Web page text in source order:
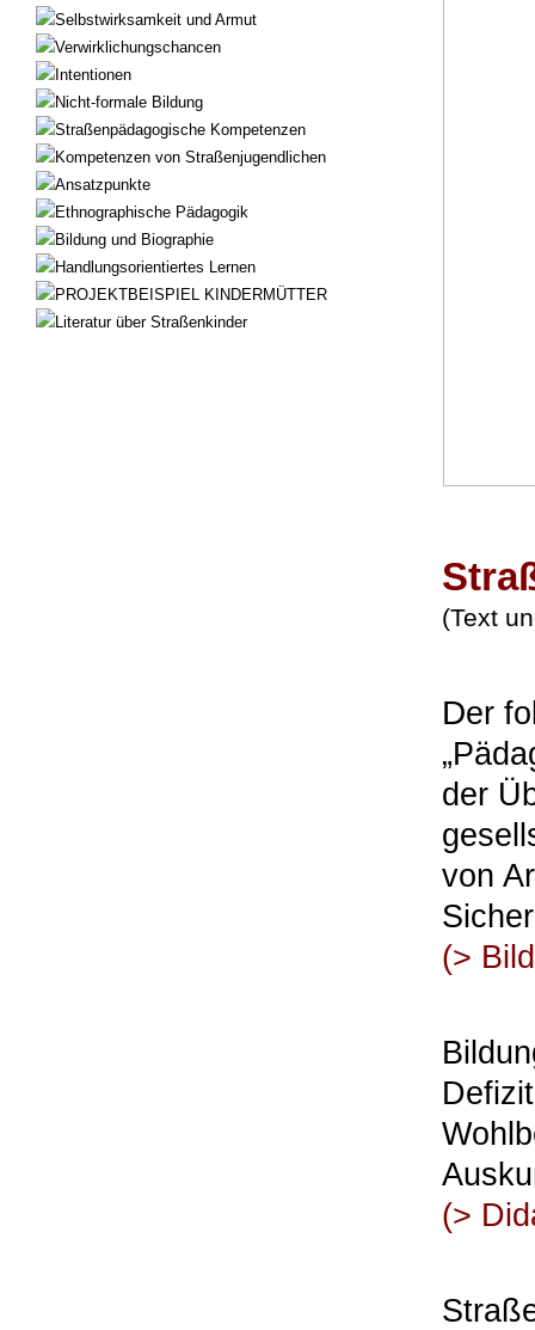
Selbstwirksamkeit und Armut
Verwirklichungschancen
Intentionen
Nicht-formale Bildung
Straßenpädagogische Kompetenzen
Kompetenzen von Straßenjugendlichen
Ansatzpunkte
Ethnographische Pädagogik
Bildung und Biographie
Handlungsorientiertes Lernen
PROJEKTBEISPIEL KINDERMÜTTER
Literatur über Straßenkinder
(Text
Der
der
von
(>
(>